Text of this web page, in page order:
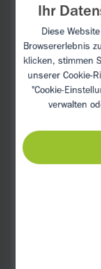
Ihr
Diese
Browsererlebnis
klicken, stimmen
unsererCookie-
"Cookie-
verwalten
Reis